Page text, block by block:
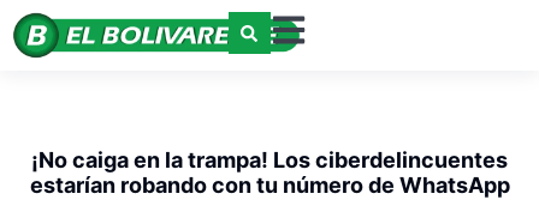
¡No caiga en la trampa! Los ciberdelincuentes
estarían robando con tu número de WhatsApp